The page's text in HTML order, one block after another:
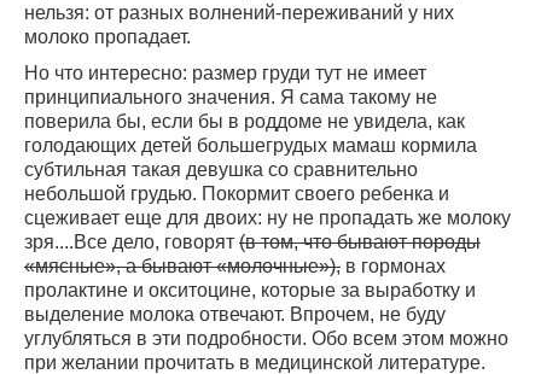
нельзя: от разных волнений-переживаний у них
молоко пропадает.
Но что интересно: размер груди тут не имеет
принципиального значения. Я сама такому не
поверила бы, если бы в роддоме не увидела, как
голодающих детей большегрудых мамаш кормила
субтильная такая девушка со сравнительно
небольшой грудью. Покормит своего ребенка и
сцеживает еще для двоих: ну не пропадать же молоку
зря....Все дело, говорят (в том, что бывают породы
«мясные», а бывают «молочные»), в гормонах
пролактине и окситоцине, которые за выработку и
выделение молока отвечают. Впрочем, не буду
углубляться в эти подробности. Обо всем этом можно
при желании прочитать в медицинской литературе.